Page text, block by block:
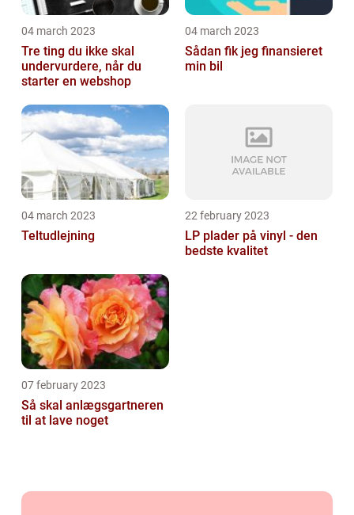
04 march 2023
Tre ting du ikke skal
undervurdere, når du
starter en webshop
04 march 2023
Sådan fik jeg finansieret
min bil
04 march 2023
Teltudlejning
22 february 2023
LP plader på vinyl - den
bedste kvalitet
07 february 2023
Så skal anlægsgartneren
til at lave noget